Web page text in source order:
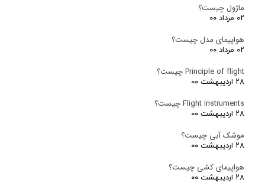
ارسال
ماژول چیست؟
۰۲ مرداد ۰۰
هواپیمای مدل چیست؟
۰۲ مرداد ۰۰
Principle of flight چیست؟
۲۸ اردیبهشت ۰۰
Flight instruments چیست؟
۲۸ اردیبهشت ۰۰
موشک آبی چیست؟
۲۸ اردیبهشت ۰۰
هواپیمای کشی چیست؟
۲۸ اردیبهشت ۰۰